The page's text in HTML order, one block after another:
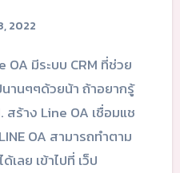
2022
นานๆๆด้วยน้า ถ้าอยากรู้
สร้าง Line OA เชื่อมแช
OA สามารถทำตาม
ลย เข้าไปที่ เว็ป